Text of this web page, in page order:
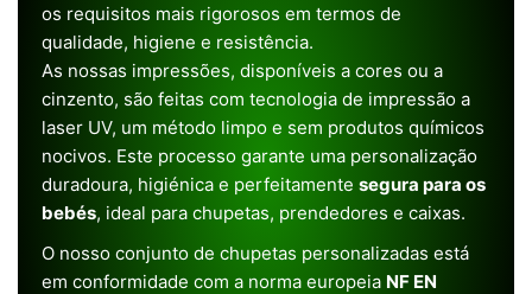
os requisitos mais rigorosos em termos de
qualidade, higiene e resistência.
As nossas impressões, disponíveis a cores ou a
cinzento, são feitas com tecnologia de impressão a
laser UV, um método limpo e sem produtos químicos
nocivos. Este processo garante uma personalização
duradoura, higiénica e perfeitamente segura para os
bebés, ideal para chupetas, prendedores e caixas.
O nosso conjunto de chupetas personalizadas está
em conformidade com a norma europeia NF EN